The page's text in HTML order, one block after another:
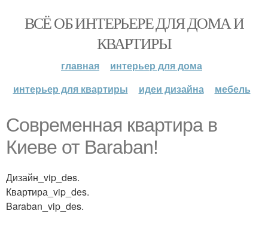
ВСЁ ОБ ИНТЕРЬЕРЕ ДЛЯ ДОМА И
КВАРТИРЫ
главная
интерьер для дома
интерьер для квартиры
идеи дизайна мебель
Современная квартира в
Киеве от Baraban!
Дизайн_vip_des.
Квартира_vip_des.
Baraban_vip_des.